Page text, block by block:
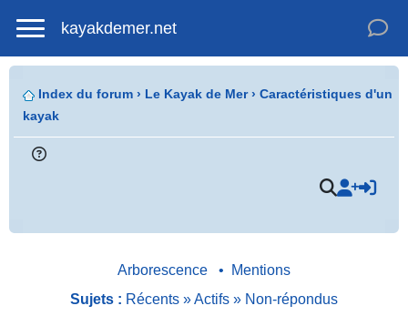
kayakdemer.net
Index du forum › Le Kayak de Mer› Caractéristiques d'un
kayak
Arborescence •
Mentions
Sujets : Récents »Actifs » Non-répondus
Répondre
par un